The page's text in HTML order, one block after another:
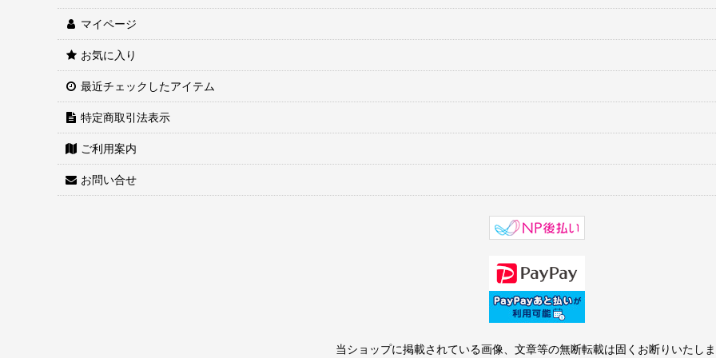
マイページ
お気に入り
最近チェックしたアイテム
特定商取引法表示
ご利用案内
お問い合せ
当ショップに掲載されている画像、文章等の無断転載は固くお断りいたし